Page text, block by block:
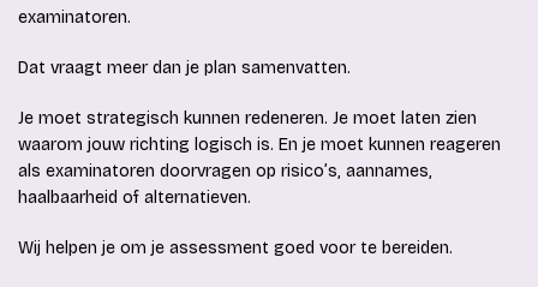
examinatoren.
Dat vraagt meer dan je plan samenvatten.
Je moet strategisch kunnen redeneren. Je moet laten zien
waarom jouw richting logisch is. En je moet kunnen reageren
als examinatoren doorvragen op risico’s, aannames,
haalbaarheid of alternatieven.
Wij helpen je om je assessment goed voor te bereiden.